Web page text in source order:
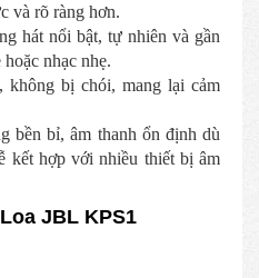
và rõ ràng hơn.
hát nổi bật, tự nhiên và gần
nhạc nhẹ.
không bị chói, mang lại cảm
bền bỉ, âm thanh ổn định dù
kết hợp với nhiều thiết bị âm
JBL KPS1